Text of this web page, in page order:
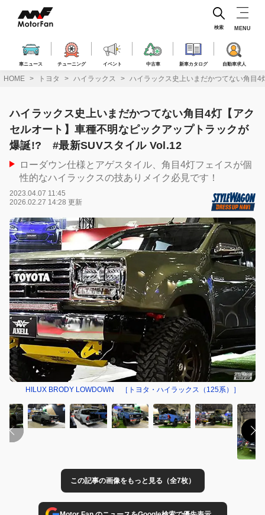
ス
車ニュース チューニング イベント 中古車 新車カタログ 自動車求人
検索 MENU
HOME トヨタ ハイラックス ハイラックス史上いまだかつてない角目
ハイラックス史上いまだかつてない角目4灯【アク
セルオート】車種不明なピックアップトラックが
爆誕!? #最新SUVスタイル Vol.12
ローダウン仕様とアゲスタイル、角目4灯フェイスが個
性的なハイラックスの技ありメイク必見です！
2023.04.07 11:45
2026.02.27 14:28 更新
HILUX BRODY LOWDOWN ［トヨタ・ハイラックス（125系）］
この記事の画像をもっと見る（全7枚）